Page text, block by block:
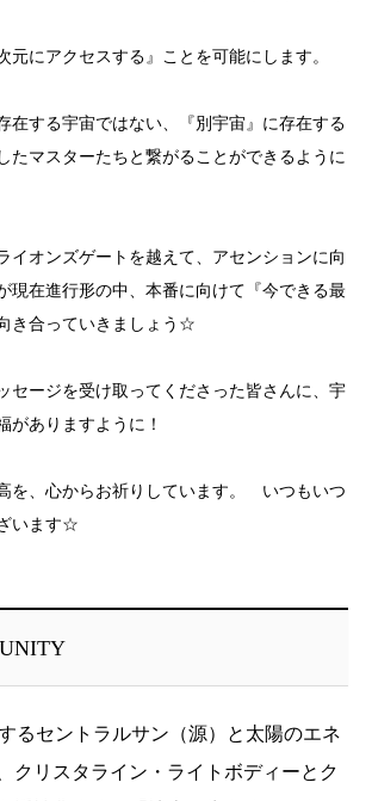
元にアクセスする』ことを可能にします。
在する宇宙ではない、『別宇宙』に存在する
たマスターたちと繋がることができるように
イオンズゲートを越えて、アセンションに向
現在進行形の中、本番に向けて『今できる最
き合っていきましょう☆
セージを受け取ってくださった皆さんに、宇
がありますように！
を、心からお祈りしています。 いつもいつ
います☆
UNITY
るセントラルサン（源）と太陽のエネ
クリスタライン・ライトボディーとク